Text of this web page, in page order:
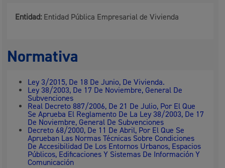
Entidad: Entidad Pública Empresarial de Vivienda
Normativa
Ley 3/2015, De 18 De Junio, De Vivienda.
Ley 38/2003, De 17 De Noviembre, General De
Subvenciones
Real Decreto 887/2006, De 21 De Julio, Por El Que
Se Aprueba El Reglamento De La Ley 38/2003, De 17
De Noviembre, General De Subvenciones
Decreto 68/2000, De 11 De Abril, Por El Que Se
Aprueban Las Normas Técnicas Sobre Condiciones
De Accesibilidad De Los Entornos Urbanos, Espacios
Públicos, Edificaciones Y Sistemas De Información Y
Comunicación